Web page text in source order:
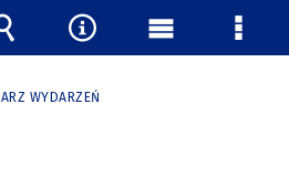
WYDARZEŃ
Narzędzia
Menu Menu